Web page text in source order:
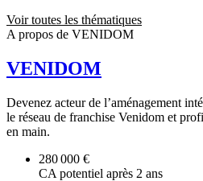
Voir toutes les thématiques
A propos de VENIDOM
VENIDOM
Devenez acteur de l’aménagement
le réseau de franchise Venidom et
en main.
280 000 €
CA potentiel après 2 ans